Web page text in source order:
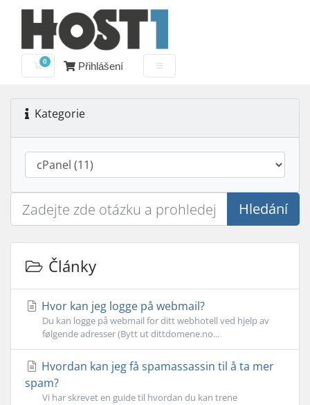
0
Nákupní KošíkPřihlášení
Kategorie
Hledání
Články
Hvor kan jeg logge på webmail?
Du kan logge på webmail for ditt webhotell ved hjelp av
følgende adresser (Bytt ut dittdomene.no...
Hvordan kan jeg få spamassassin til å ta mer
spam?
Vi har skrevet en guide til hvordan du kan trene